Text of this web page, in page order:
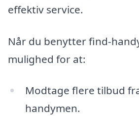
effektiv service.
Når du benytter find-
mulighed for at:
Modtage flere tilbud
handymen.